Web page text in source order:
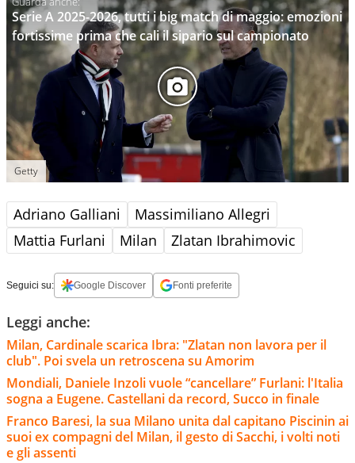
Serie A 2025-2026, tutti i big match di maggio: emozioni
fortissime prima che cali il sipario sul campionato
Getty
Adriano Galliani
Massimiliano Allegri
Mattia Furlani
Milan Zlatan Ibrahimovic
Seguici su: Google Discover Fonti preferite
Leggi anche:
Milan, Cardinale scarica Ibra: "Zlatan non lavora per il
club". Poi svela un retroscena su Amorim
Mondiali, Daniele Inzoli vuole “cancellare” Furlani: l'Italia
sogna a Eugene. Castellani da record, Succo in finale
Franco Baresi, la sua Milano unita dal capitano Piscinin ai
suoi ex compagni del Milan, il gesto di Sacchi, i volti noti
e gli assenti